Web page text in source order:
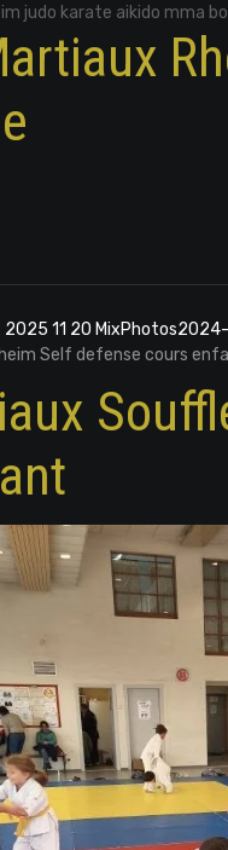
judo karate aikido mma
2025 11 20
Self defense cours